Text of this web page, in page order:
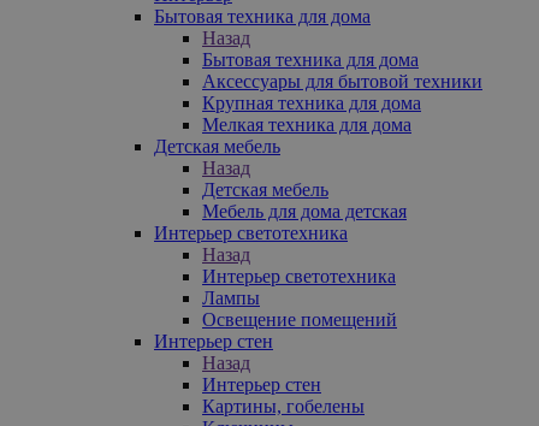
Бытовая техника для дома
Назад
Бытовая техника для дома
Аксессуары для бытовой техники
Крупная техника для дома
Мелкая техника для дома
Детская мебель
Назад
Детская мебель
Мебель для дома детская
Интерьер светотехника
Назад
Интерьер светотехника
Лампы
Освещение помещений
Интерьер стен
Назад
Интерьер стен
Картины, гобелены